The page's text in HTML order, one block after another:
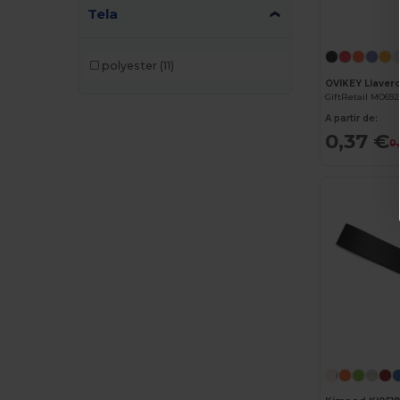
Tela
polyester (11)
GiftRetail MO6923
A partir de:
0,37 €